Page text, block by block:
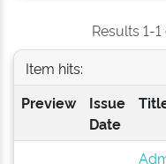
Results 1-
Item hits:
Preview
Issue
Date